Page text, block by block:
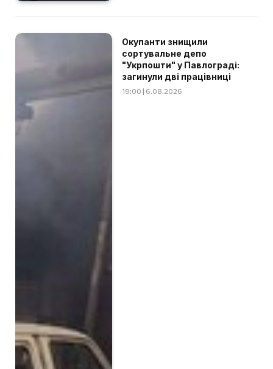
Окупанти знищили
сортувальне депо
"Укрпошти" у Павлограді:
загинули дві працівниці
19:00 | 6.08.2026